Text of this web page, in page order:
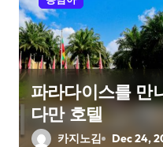
a
t
i
o
n
파라다이스를 만
다만 호텔
카지노김 Dec 24,